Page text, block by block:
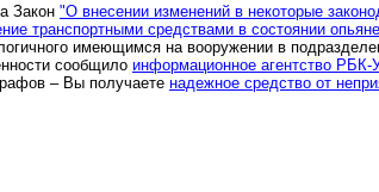
Закон "О внесении изменений в некоторые
транспортными средствами в состоянии
имеющимся на вооружении в
сообщило информационное агентство РБК-
– Вы получаете надежное средство от